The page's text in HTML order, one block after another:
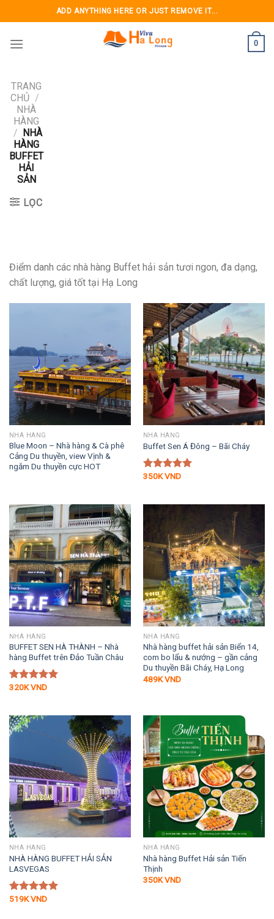
to
content
ADD ANYTHING HERE OR JUST REMOVE IT...
0
TRANG
CHỦ /
NHÀ
HÀNG
/ NHÀ
HÀNG
BUFFET
HẢI
SẢN
LỌC
Điểm danh các nhà hàng Buffet hải sản tươi ngon, đa dạng,
chất lượng, giá tốt tại Hạ Long
NHÀ HÀNG
Blue Moon – Nhà hàng & Cà phê
Cảng Du thuyền, view Vịnh &
ngắm Du thuyền cực HOT
NHÀ HÀNG
Buffet Sen Á Đông – Bãi Cháy
Được xếp
350KVND
NHÀ HÀNG
BUFFET SEN HÀ THÀNH – Nhà
hàng Buffet trên Đảo Tuần Châu
Được xếp
320KVND
NHÀ HÀNG
Nhà hàng buffet hải sản Biển 14,
com bo lẩu & nướng – gần cảng
Du thuyền Bãi Cháy, Hạ Long
489KVND
NHÀ HÀNG
NHÀ HÀNG BUFFET HẢI SẢN
LASVEGAS
Được xếp
519KVND
NHÀ HÀNG
Nhà hàng Buffet Hải sản Tiến
Thịnh
350KVND